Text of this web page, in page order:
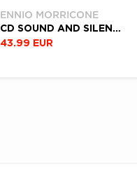
ENNIO MORRICONE
CD SOUND AND SILENCE - FOUR PIONEERING MODERNIST ITALIAN COMPOSERS
43.99 EUR